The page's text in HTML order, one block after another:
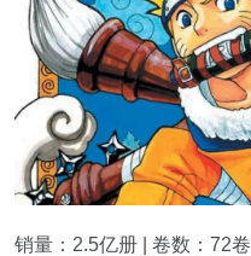
销量：2.5亿册 | 卷数：72卷